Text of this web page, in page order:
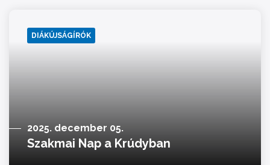
DIÁKÚJSÁGÍRÓK
2025. december 05.
Szakmai Nap a Krúdyban